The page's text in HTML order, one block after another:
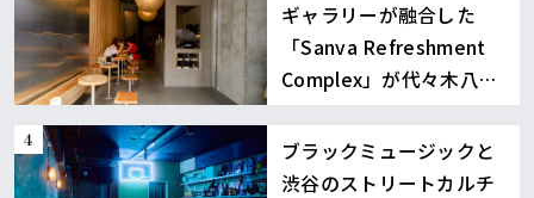
ギャラリーが融合した
「Sanva Refreshment
Complex」が代々木八幡
に誕生
ブラックミュージックと
渋谷のストリートカルチ